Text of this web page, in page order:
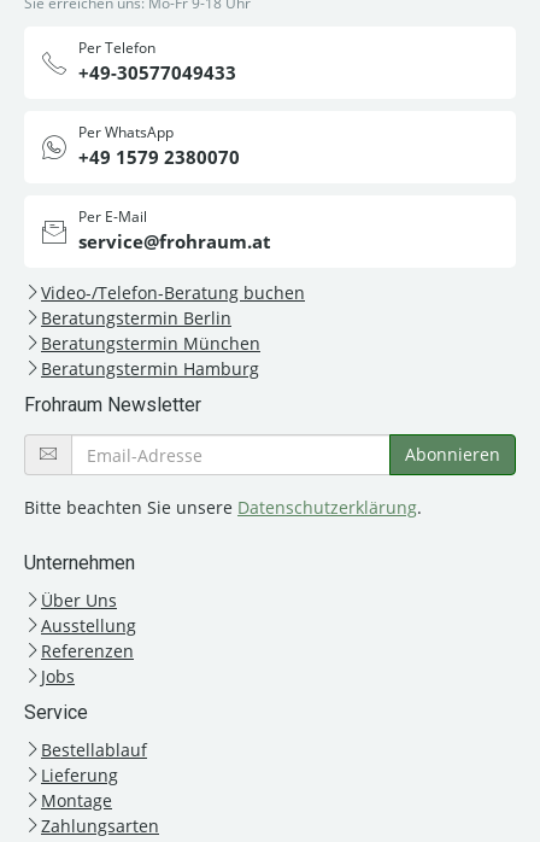
Per Telefon
+49-30577049433
Per WhatsApp
+49 1579 2380070
Per E-Mail
service@frohraum.at
Video-/Telefon-Beratung buchen
Beratungstermin Berlin
Beratungstermin München
Beratungstermin Hamburg
Frohraum Newsletter
Bitte beachten Sie unsere Datenschutzerklärung.
Unternehmen
Über Uns
Ausstellung
Referenzen
Jobs
Service
Bestellablauf
Lieferung
Montage
Zahlungsarten